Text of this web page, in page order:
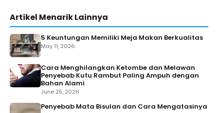
Artikel Menarik Lainnya
5 Keuntungan Memiliki Meja Makan Berkualitas
May 11, 2026
Cara Menghilangkan Ketombe dan Melawan
Penyebab Kutu Rambut Paling Ampuh dengan
Bahan Alami
June 25, 2026
Penyebab Mata Bisulan dan Cara Mengatasinya